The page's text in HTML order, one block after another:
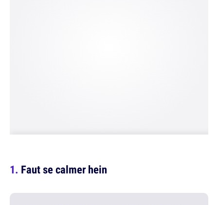
Faut se calmer hein